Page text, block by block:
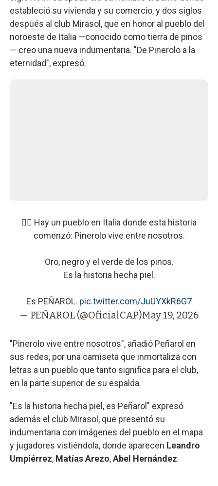
estableció su vivienda y su comercio, y dos siglos
después al club Mirasol, que en honor al pueblo del
noroeste de Italia —conocido como tierra de pinos
— creo una nueva indumentaria. "De Pinerolo a la
eternidad", expresó.
✍🏻 Hay un pueblo en Italia donde esta historia
comenzó: Pinerolo vive entre nosotros.
Oro, negro y el verde de los pinos.
Es la historia hecha piel.
Es PEÑAROL. pic.twitter.com/JuUYXkR6G7
— PEÑAROL (@OficialCAP)May 19, 2026
"Pinerolo vive entre nosotros", añadió Peñarol en
sus redes, por una camiseta que inmortaliza con
letras a un pueblo que tanto significa para el club,
en la parte superior de su espalda.
"Es la historia hecha piel, es Peñarol" expresó
además el club Mirasol, que presentó su
indumentaria con imágenes del pueblo en el mapa
y jugadores vistiéndola, donde aparecen Leandro
Umpiérrez, Matías Arezo,Abel Hernández.